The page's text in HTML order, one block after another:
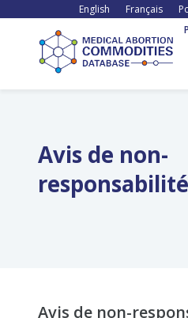
contenu
principal
English Français
Avis de non-
responsabilité
Avis de non-